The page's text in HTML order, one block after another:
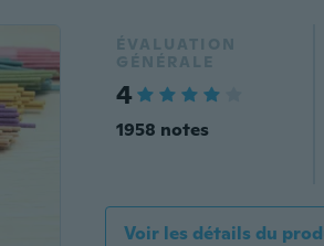
ÉVALUATION
GÉNÉRALE
4
1958 notes
Voir les détails du